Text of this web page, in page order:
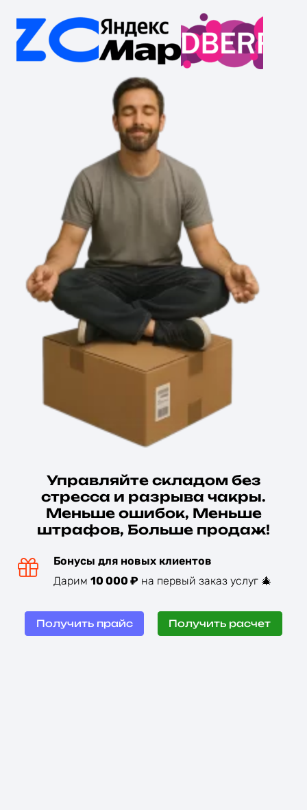
Управляйте складом без
стресса и разрыва чакры.
Меньше ошибок, Меньше
штрафов, Больше продаж!
Бонусы для новых клиентов
Дарим 10 000 ₽ на первый заказ услуг 🎄
Получить прайс Получить расчет